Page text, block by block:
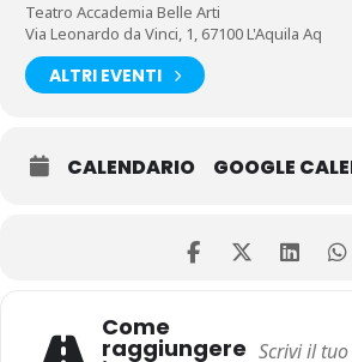
Teatro Accademia Belle Arti
Via Leonardo da Vinci, 1, 67100 L'Aquila Aq
ALTRI EVENTI
CALENDARIO GOOGLE
Come
raggiungere